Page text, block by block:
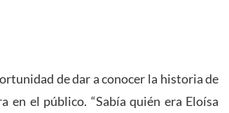
de dar a conocer la historia de
en el público. “Sabía quién era Eloísa